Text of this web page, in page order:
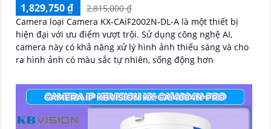
1,829,750 ₫
2,815,000 ₫
Camera loại Camera KX-CAiF2002N-DL-A là một thiết bị
hiện đại với ưu điểm vượt trội. Sử dụng công nghệ AI,
camera này có khả năng xử lý hình ảnh thiếu sáng và cho
ra hình ảnh có màu sắc tự nhiên, sống động hơn